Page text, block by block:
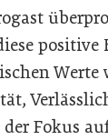
Werte
Fokus